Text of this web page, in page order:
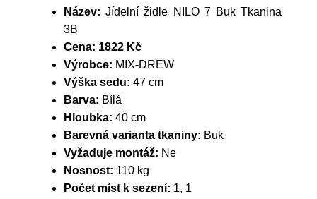
Název: Jídelní židle NILO 7 Buk Tkanina
3B
Cena: 1822 Kč
Výrobce: MIX-DREW
Výška sedu: 47 cm
Barva: Bílá
Hloubka: 40 cm
Barevná varianta tkaniny: Buk
Vyžaduje montáž: Ne
Nosnost: 110 kg
Počet míst k sezení: 1, 1